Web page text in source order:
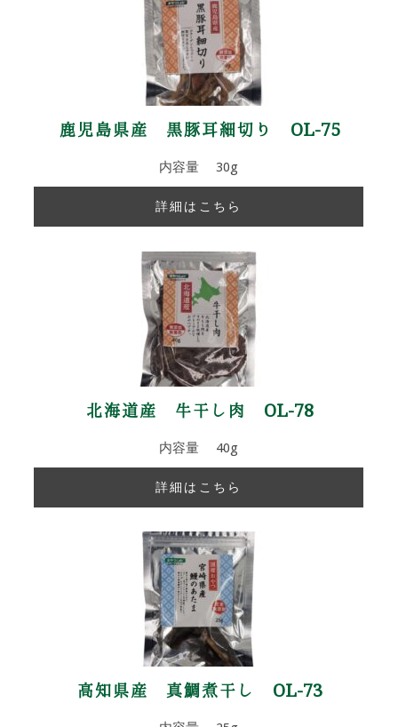
鹿児島県産 黒豚耳細切り OL-75
内容量 30g
詳細はこちら
北海道産 牛干し肉 OL-78
内容量 40g
詳細はこちら
高知県産 真鯛煮干し OL-73